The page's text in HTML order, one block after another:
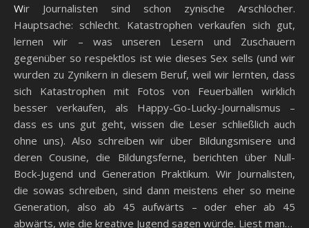
Wir Journalisten sind schon zynische Arschlöcher.
Hauptsache: schlecht. Katastrophen verkaufen sich gut,
lernen wir – was unseren Lesern und Zuschauern
gegenüber so respektlos ist wie dieses Sex sells (und wir
wurden zu Zynikern in diesem Beruf, weil wir lernten, dass
sich Katastrophen mit Fotos von Feuerbällen wirklich
besser verkaufen, als Happy-Go-Lucky-Journalismus –
dass es uns gut geht, wissen die Leser schließlich auch
ohne uns). Also schreiben wir über Bildungsmisere und
deren Cousine, die Bildungsferne, berichten über Null-
Bock-Jugend und Generation Praktikum. Wir Journalisten,
die sowas schreiben, sind dann meistens eher so meine
Generation, also ab 45 aufwärts – oder eher ab 45
abwärts, wie die kreative Jugend sagen würde. Liest man…